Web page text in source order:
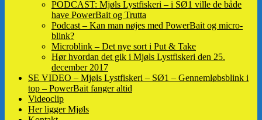
PODCAST: Mjøls Lystfiskeri – i SØ1 ville de både
have PowerBait og Trutta
Podcast – Kan man nøjes med PowerBait og micro-
blink?
Microblink – Det nye sort i Put & Take
Hør hvordan det gik i Mjøls Lystfiskeri den 25.
december 2017
SE VIDEO – Mjøls Lystfiskeri – SØ1 – Gennemløbsblink i
top – PowerBait fanger altid
Videoclip
Her ligger Mjøls